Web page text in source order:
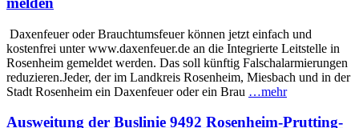
Daxenfeuer oder Brauchtumsfeuer können jetzt einfach und
kostenfrei unter www.daxenfeuer.de an die Integrierte Leitstelle in
Rosenheim gemeldet werden. Das soll künftig Falschalarmierungen
reduzieren.Jeder, der im Landkreis Rosenheim, Miesbach und in der
Stadt Rosenheim ein Daxenfeuer oder ein Brau …mehr
Ausweitung der Buslinie 9492 Rosenheim-Prutting-